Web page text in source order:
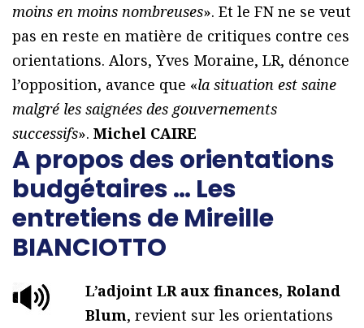
moins en moins nombreuses». Et le FN ne se veut
pas en reste en matière de critiques contre ces
orientations. Alors, Yves Moraine, LR, dénonce
l’opposition, avance que «la situation est saine
malgré les saignées des gouvernements
successifs». Michel CAIRE
A propos des orientations
budgétaires … Les
entretiens de Mireille
BIANCIOTTO
L’adjoint LR aux finances, Roland
Blum, revient sur les orientations